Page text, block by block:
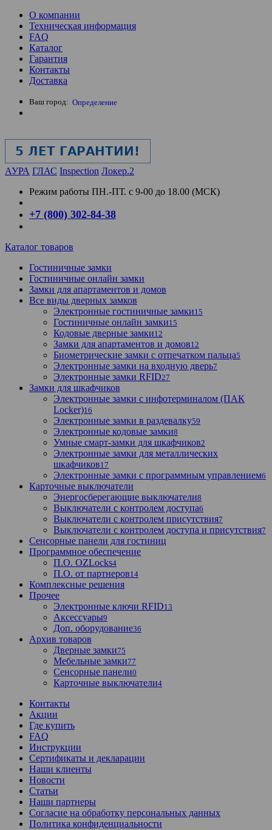
О компании
Техническая информация
FAQ
Каталог
Гарантия
Контакты
Доставка
Ваш город: Определение
АУРА ГЛАС Inspection Локер.2
Режим работы ПН.-ПТ. с 9-00 до 18.00 (МСК)
+7 (800) 302-84-38
Каталог товаров
Гостиничные замки
Гостиничные онлайн замки
Замки для апартаментов и домов
Все виды дверных замков
Электронные гостиничные замки15
Гостиничные онлайн замки15
Кодовые дверные замки12
Замки для апартаментов и домов12
Биометрические замки с отпечатком пальца5
Электронные замки на входную дверь7
Электронные замки RFID27
Замки для шкафчиков
Электронные замки с инфотерминалом (ПАК
Locker)16
Электронные замки в раздевалку59
Электронные кодовые замки8
Умные смарт-замки для шкафчиков2
Электронные замки для металлических
шкафчиков17
Электронные замки с программным управлением6
Карточные выключатели
Энергосберегающие выключатели8
Выключатели с контролем доступа6
Выключатели с контролем присутствия7
Выключатели с контролем доступа и присутствия7
Сенсорные панели для гостиниц
Программное обеспечение
П.О. OZLocks4
П.О. от партнеров14
Комплексные решения
Прочее
Электронные ключи RFID13
Аксессуары9
Доп. оборудование36
Архив товаров
Дверные замки75
Мебельные замки77
Сенсорные панели0
Карточные выключатели4
Контакты
Акции
Где купить
FAQ
Инструкции
Сертификаты и декларации
Наши клиенты
Новости
Статьи
Наши партнеры
Согласие на обработку персональных данных
Политика конфиденциальности